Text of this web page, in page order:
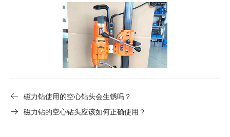
磁力钻使用的空心钻头会生锈吗？
磁力钻的空心钻头应该如何正确使用？